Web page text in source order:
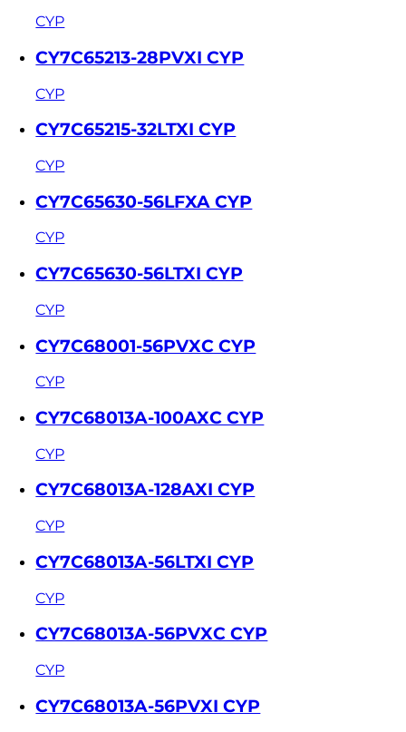
CYP
CY7C65213-28PVXI CYP
CYP
CY7C65215-32LTXI CYP
CYP
CY7C65630-56LFXA CYP
CYP
CY7C65630-56LTXI CYP
CYP
CY7C68001-56PVXC CYP
CYP
CY7C68013A-100AXC CYP
CYP
CY7C68013A-128AXI CYP
CYP
CY7C68013A-56LTXI CYP
CYP
CY7C68013A-56PVXC CYP
CYP
CY7C68013A-56PVXI CYP